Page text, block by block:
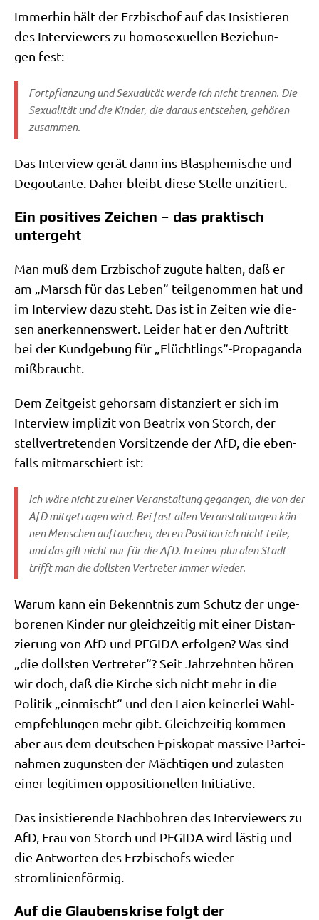
Immer­hin hält der Erz­bi­schof auf das Insi­stie­ren
des Inter­view­ers zu homo­se­xu­el­len Bezie­hun­
gen fest:
Fort­pflan­zung und Sexua­li­tät wer­de ich nicht tren­nen. Die
Sexua­li­tät und die Kin­der, die dar­aus ent­ste­hen, gehö­ren
zusammen.
Das Inter­view gerät dann ins Blas­phe­mi­sche und
Degou­tan­te. Daher bleibt die­se Stel­le unzitiert.
Ein positives Zeichen – das praktisch
untergeht
Man muß dem Erz­bi­schof zugu­te hal­ten, daß er
am „Marsch für das Leben“ teil­ge­nom­men hat und
im Inter­view dazu steht. Das ist in Zei­ten wie die­
sen aner­ken­nens­wert. Lei­der hat er den Auf­tritt
bei der Kund­ge­bung für „Flüchtlings“-Propaganda
mißbraucht.
Dem Zeit­geist gehor­sam distan­ziert er sich im
Inter­view impli­zit von Bea­trix von Storch, der
stell­ver­tre­ten­den Vor­sit­zen­de der AfD, die eben­
falls mit­mar­schiert ist:
Ich wäre nicht zu einer Ver­an­stal­tung gegan­gen, die von der
AfD mit­ge­tra­gen wird. Bei fast allen Ver­an­stal­tun­gen kön­
nen Men­schen auf­tau­chen, deren Posi­ti­on ich nicht tei­le,
und das gilt nicht nur für die AfD. In einer plu­ra­len Stadt
trifft man die doll­sten Ver­tre­ter immer wieder.
War­um kann ein Bekennt­nis zum Schutz der unge­
bo­re­nen Kin­der nur gleich­zei­tig mit einer Distan­
zie­rung von AfD und PEGIDA erfol­gen? Was sind
„die doll­sten Ver­tre­ter“? Seit Jahr­zehn­ten hören
wir doch, daß die Kir­che sich nicht mehr in die
Poli­tik „ein­mischt“ und den Lai­en kei­ner­lei Wahl­
emp­feh­lun­gen mehr gibt. Gleich­zei­tig kom­men
aber aus dem deut­schen Epi­sko­pat mas­si­ve Par­tei­
nah­men zugun­sten der Mäch­ti­gen und zula­sten
einer legi­ti­men oppo­si­tio­nel­len Initiative.
Das insi­stie­ren­de Nach­boh­ren des Inter­view­ers zu
AfD, Frau von Storch und PEGIDA wird lästig und
die Ant­wor­ten des Erz­bi­schofs wie­der
stromlinienförmig.
Auf die Glaubenskrise folgt der